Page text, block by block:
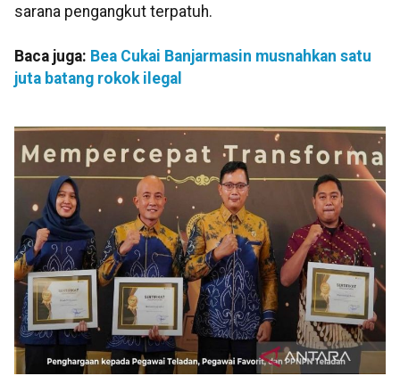
sarana pengangkut terpatuh.
Baca juga: Bea Cukai Banjarmasin musnahkan satu
juta batang rokok ilegal